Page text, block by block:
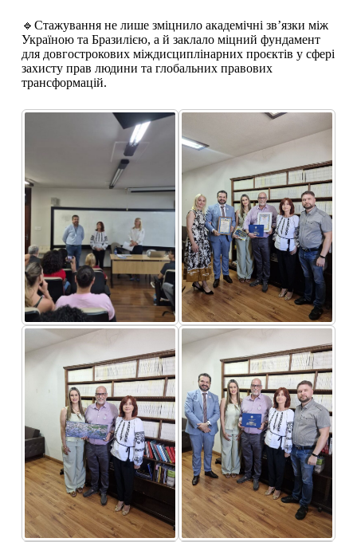
🔹Стажування не лише зміцнило академічні зв’язки між
Україною та Бразилією, а й заклало міцний фундамент
для довгострокових міждисциплінарних проєктів у сфері
захисту прав людини та глобальних правових
трансформацій.